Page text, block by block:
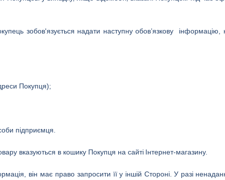
зобов'язується надати наступну обов’язкову
Покупця);
підприємця.
вказуються в кошику Покупця на сайті Інтернет-магазину.
він має право запросити її у іншій Стороні. У разі